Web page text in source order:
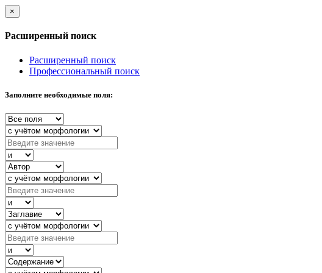
×
Расширенный поиск
Расширенный поиск
Профессиональный поиск
Заполните необходимые поля: